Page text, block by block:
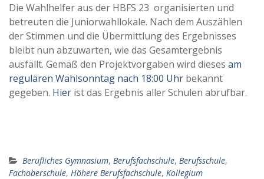
Die Wahlhelfer aus der HBFS 23 organisierten und
betreuten die Juniorwahllokale. Nach dem Auszählen
der Stimmen und die Übermittlung des Ergebnisses
bleibt nun abzuwarten, wie das Gesamtergebnis
ausfällt. Gemäß den Projektvorgaben wird dieses am
regulären Wahlsonntag nach 18:00 Uhr bekannt
gegeben. Hier ist das Ergebnis aller Schulen abrufbar.
Berufliches Gymnasium, Berufsfachschule, Berufsschule,
Fachoberschule, Höhere Berufsfachschule, Kollegium